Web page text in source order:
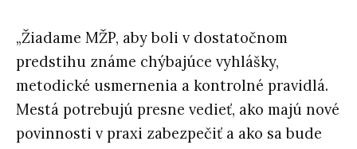
„Žiadame MŽP, aby boli v dostatočnom
predstihu známe chýbajúce vyhlášky,
metodické usmernenia a kontrolné pravidlá.
Mestá potrebujú presne vedieť, ako majú nové
povinnosti v praxi zabezpečiť a ako sa bude